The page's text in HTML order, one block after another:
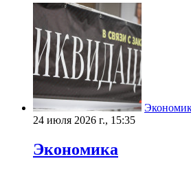
24 июля 2026 г., 15:35
Экономика